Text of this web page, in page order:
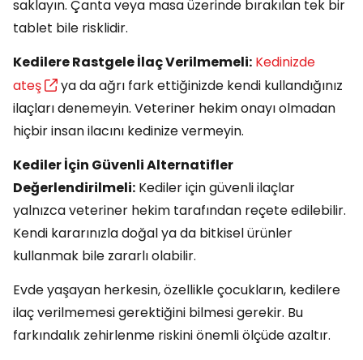
saklayın. Çanta veya masa üzerinde bırakılan tek bir
tablet bile risklidir.
Kedilere Rastgele İlaç Verilmemeli: Kedinizde
ateş
ya da ağrı fark ettiğinizde kendi kullandığınız
ilaçları denemeyin. Veteriner hekim onayı olmadan
hiçbir insan ilacını kedinize vermeyin.
Kediler İçin Güvenli Alternatifler
Değerlendirilmeli: Kediler için güvenli ilaçlar
yalnızca veteriner hekim tarafından reçete edilebilir.
Kendi kararınızla doğal ya da bitkisel ürünler
kullanmak bile zararlı olabilir.
Evde yaşayan herkesin, özellikle çocukların, kedilere
ilaç verilmemesi gerektiğini bilmesi gerekir. Bu
farkındalık zehirlenme riskini önemli ölçüde azaltır.